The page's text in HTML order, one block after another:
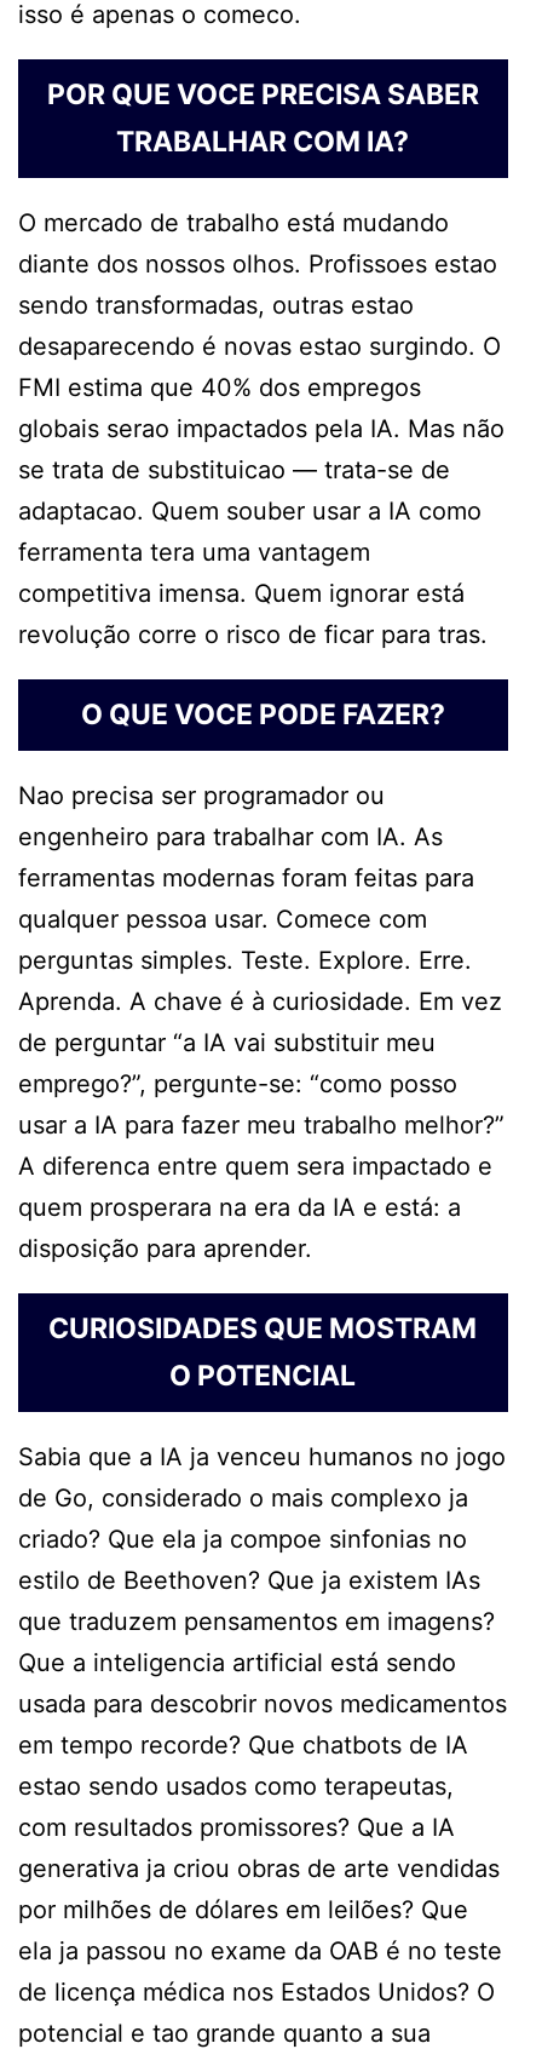
isso é apenas o comeco.
POR QUE VOCE PRECISA SABER
TRABALHAR COM IA?
O mercado de trabalho está mudando
diante dos nossos olhos. Profissoes estao
sendo transformadas, outras estao
desaparecendo é novas estao surgindo. O
FMI estima que 40% dos empregos
globais serao impactados pela IA. Mas não
se trata de substituicao — trata-se de
adaptacao. Quem souber usar a IA como
ferramenta tera uma vantagem
competitiva imensa. Quem ignorar está
revolução corre o risco de ficar para tras.
O QUE VOCE PODE FAZER?
Nao precisa ser programador ou
engenheiro para trabalhar com IA. As
ferramentas modernas foram feitas para
qualquer pessoa usar. Comece com
perguntas simples. Teste. Explore. Erre.
Aprenda. A chave é à curiosidade. Em vez
de perguntar “a IA vai substituir meu
emprego?”, pergunte-se: “como posso
usar a IA para fazer meu trabalho melhor?”
A diferenca entre quem sera impactado e
quem prosperara na era da IA e está: a
disposição para aprender.
CURIOSIDADES QUE MOSTRAM
O POTENCIAL
Sabia que a IA ja venceu humanos no jogo
de Go, considerado o mais complexo ja
criado? Que ela ja compoe sinfonias no
estilo de Beethoven? Que ja existem IAs
que traduzem pensamentos em imagens?
Que a inteligencia artificial está sendo
usada para descobrir novos medicamentos
em tempo recorde? Que chatbots de IA
estao sendo usados como terapeutas,
com resultados promissores? Que a IA
generativa ja criou obras de arte vendidas
por milhões de dólares em leilões? Que
ela ja passou no exame da OAB é no teste
de licença médica nos Estados Unidos? O
potencial e tao grande quanto a sua